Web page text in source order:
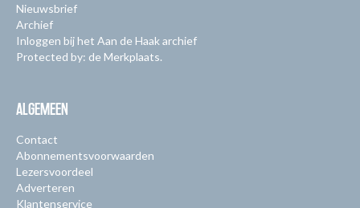
Nieuwsbrief
Archief
Inloggen bij het Aan de Haak archief
Protected by: de Merkplaats.
ALGEMEEN
Contact
Abonnementsvoorwaarden
Lezersvoordeel
Adverteren
Klantenservice